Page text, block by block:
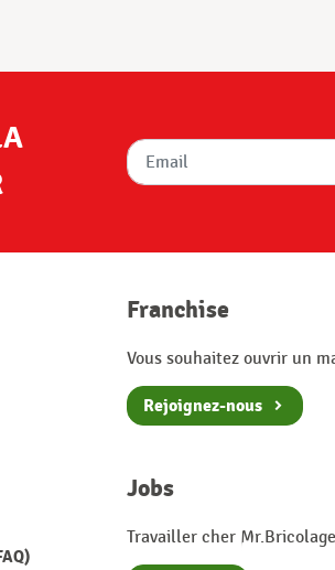
Franchise
Vous souhaitez ouvrir un
Rejoignez-nous
Jobs
Travailler cher Mr.Bricolage